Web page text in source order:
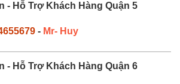
- Hỗ Trợ Khách Hàng Quận 5
- Mr- Huy
- Hỗ Trợ Khách Hàng Quận 6